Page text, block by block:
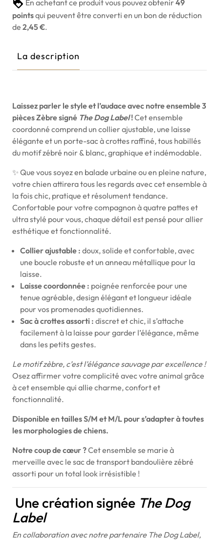
En achetant ce produit vous pouvez obtenir 49
pointsqui peuvent être converti en un bon de réduction
de 2,45 €.
La description
Laissez parler le style et l’audace avec notre ensemble 3
pièces Zèbre signé The Dog Label!Cet ensemble
coordonné comprend un collier ajustable, une laisse
élégante et un porte-sac à crottes raffiné, tous habillés
du motif zébré noir & blanc, graphique et indémodable.
✨ Que vous soyez en balade urbaine ou en pleine nature,
votre chien attirera tous les regards avec cet ensemble à
la fois chic, pratique et résolument tendance.
Confortable pour votre compagnon à quatre pattes et
ultra stylé pour vous, chaque détail est pensé pour allier
esthétique et fonctionnalité.
Collier ajustable : doux, solide et confortable, avec
une boucle robuste et un anneau métallique pour la
laisse.
Laisse coordonnée : poignée renforcée pour une
tenue agréable, design élégant et longueur idéale
pour vos promenades quotidiennes.
Sac à crottes assorti : discret et chic, il s’attache
facilement à la laisse pour garder l’élégance, même
dans les petits gestes.
Le motif zèbre, c’est l’élégance sauvage par excellence !
Osez affirmer votre complicité avec votre animal grâce
à cet ensemble qui allie charme, confort et
fonctionnalité.
Disponible en tailles S/M et M/L pour s’adapter à toutes
les morphologies de chiens.
Notre coup de cœur ?Cet ensemble se marie à
merveille avec le sac de transport bandoulière zébré
assorti pour un total look irrésistible !
Une création signée The Dog
Label
En collaboration avec notre partenaire The Dog Label,